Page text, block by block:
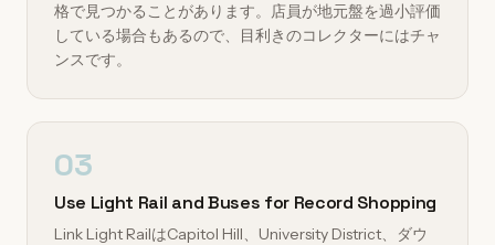
格で見つかることがあります。店員が地元盤を過小評価
している場合もあるので、目利きのコレクターにはチャ
ンスです。
03
Use Light Rail and Buses for Record Shopping
Link Light RailはCapitol Hill、University District、ダウ